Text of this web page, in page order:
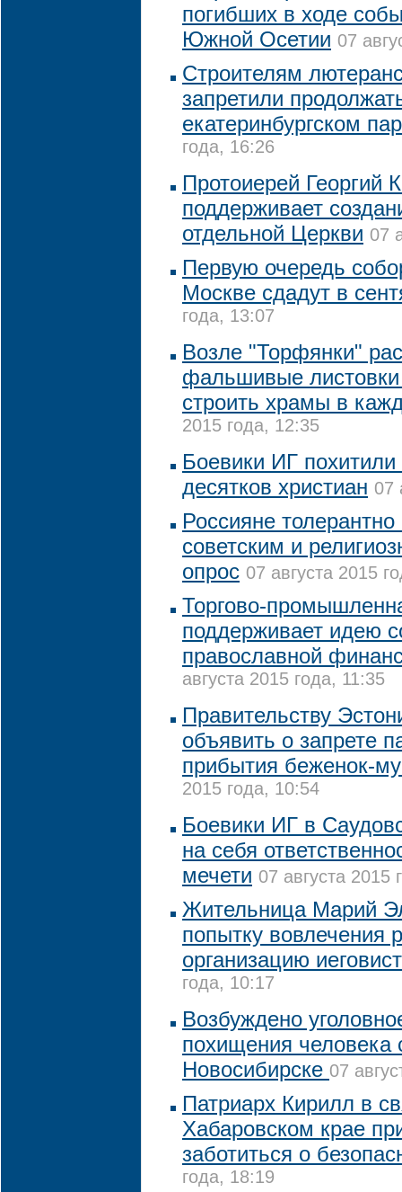
погибших в ходе
Южной Осетии 07
Строителям
запретили
екатеринбургском
года, 16:26
Протоиерей Георгий
поддерживает
отдельной Церкви 07
Первую очередь
Москве сдадут в
года, 13:07
Возле "Торфянки"
фальшивые
строить храмы в
2015 года, 12:35
Боевики ИГ
десятков христиан 07
Россияне толерантно
советским и
опрос 07 августа 2015
Торгово-
поддерживает идею
православной
августа 2015 года, 11:35
Правительству
объявить о запрете
прибытия беженок-
2015 года, 10:54
Боевики ИГ в
на себя
мечети 07 августа 2015
Жительница Марий
попытку вовлечения
организацию
года, 10:17
Возбуждено
похищения человека
Новосибирске 07
Патриарх Кирилл в
Хабаровском крае
заботиться о
года, 18:19